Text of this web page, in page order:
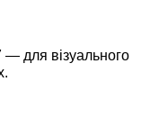
— для візуального